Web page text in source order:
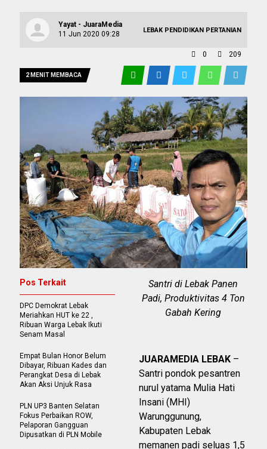
Yayat - JuaraMedia
11 Jun 2020 09:28
LEBAK PENDIDIKAN PERTANIAN
0 209
2 MENIT MEMBACA
Santri di Lebak Panen
Padi, Produktivitas 4 Ton
Gabah Kering
JUARAMEDIA LEBAK –
Santri pondok pesantren
nurul yatama Mulia Hati
Insani (MHI)
Warunggunung,
Kabupaten Lebak
memanen padi seluas 1,5
Pos Terkait
DPC Demokrat Lebak
Meriahkan HUT ke 22 ,
Ribuan Warga Lebak Ikuti
Senam Masal
Empat Bulan Honor Belum
Dibayar, Ribuan Kades dan
Perangkat Desa di Lebak
Akan Aksi Unjuk Rasa
PLN UP3 Banten Selatan
Fokus Perbaikan ROW,
Pelaporan Gangguan
Dipusatkan di PLN Mobile